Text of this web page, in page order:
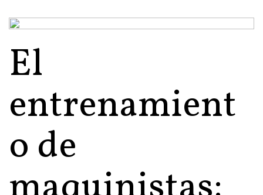
El
entrenamient
o de